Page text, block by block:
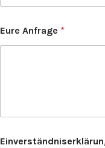
Eure Anfrage *